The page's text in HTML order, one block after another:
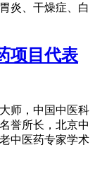
炎、干燥症、白
项目代表
师，中国中医科
誉所长，北京中
中医药专家学术